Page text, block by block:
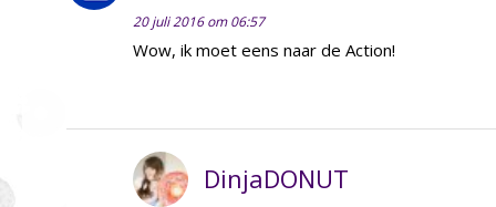
20 juli 2016 om 06:57
Wow, ik moet eens naar de Action!
DinjaDONUT